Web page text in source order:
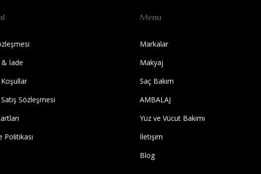
İade
Koşullar
Sözleşmesi
Politikası
Menu
Markalar
Makyaj
Saç Bakım
AMBALAJ
Yüz ve Vücut Bakımı
İletişim
Blog